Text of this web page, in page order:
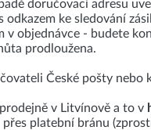
doručovací adresu
ke sledování
objednávce - budete
prodloužena.
České pošty nebo
v Litvínově a to v
platební bránu